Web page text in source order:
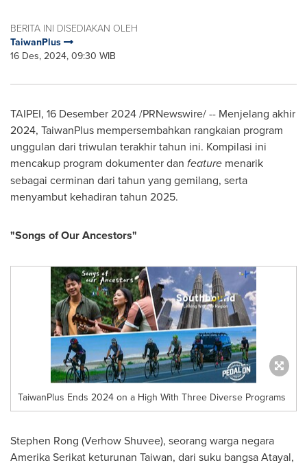
BERITA INI DISEDIAKAN OLEH
TaiwanPlus
16 Des, 2024, 09:30 WIB
TAIPEI, 16 Desember 2024 /PRNewswire/ -- Menjelang akhir
2024, TaiwanPlus mempersembahkan rangkaian program
unggulan dari triwulan terakhir tahun ini. Kompilasi ini
mencakup program dokumenter dan feature menarik
sebagai cerminan dari tahun yang gemilang, serta
menyambut kehadiran tahun 2025.
"Songs of Our Ancestors"
TaiwanPlus Ends 2024 on a High With Three Diverse Programs
Stephen Rong (Verhow Shuvee), seorang warga negara
Amerika Serikat keturunan Taiwan, dari suku bangsa Atayal,